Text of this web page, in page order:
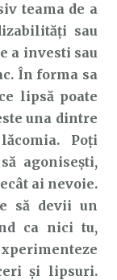
teama de a
sau
a investi sau
În forma sa
lipsă poate
una dintre
Poți
agonisești,
ai nevoie.
să devii un
ca nici tu,
și lipsuri.